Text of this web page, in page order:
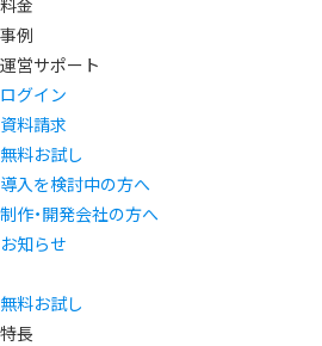
料金
事例
運営サポート
ログイン
資料請求
無料お試し
導入を検討中の方へ
制作・開発会社の方へ
お知らせ
無料お試し
特長